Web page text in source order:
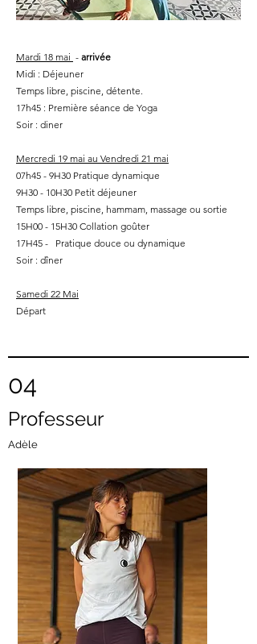
Mardi 18 mai - arrivée
Midi : Déjeuner
Temps libre, piscine, détente.
17h45 : Première séance de Yoga
Soir : diner
Mercredi 19 mai au Vendredi 21 mai
07h45 - 9H30 Pratique dynamique
9H30 - 10H30 Petit déjeuner
Temps libre, piscine, hammam, massage ou sortie
15H00 - 15H30 Collation goûter
17H45 - Pratique douce ou dynamique
Soir : dîner
Samedi 22 Mai
Départ
04
Professeur
Adèle